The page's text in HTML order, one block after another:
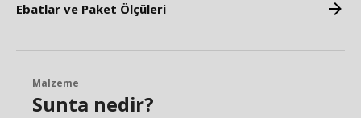
Ebatlar ve Paket Ölçüleri
Malzeme
Sunta nedir?